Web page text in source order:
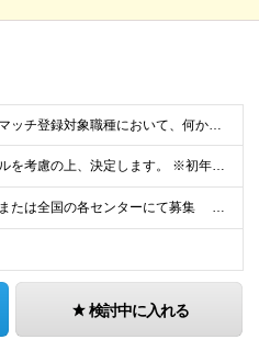
ポジションマッチ登録対象職種において、何かしらの知識・経験を有する方 【活かせる経験・スキル】 ポジションマッチ登録対象職種に関連する知識・経験 ※該当ポジションが数多く存在する為、様々な経験が活か
経験・スキルを考慮の上、決定します。 ※初年度想定年収：年収400万円～1200万円 ※残業代は別途支給いたします。詳細は面接にてご説明いたします。 ※試用期間3ヵ月あり。 試用期間中の待遇変更や雇
◇大阪本社または全国の各センターにて募集 転勤は当面の間ありません。 【本社】 大阪府大阪市北区梅田3-2-2 JPタワー大阪 22F 【東京オフィス】 東京都港区赤坂2丁目17番22号 赤坂ト
検討中に入れる